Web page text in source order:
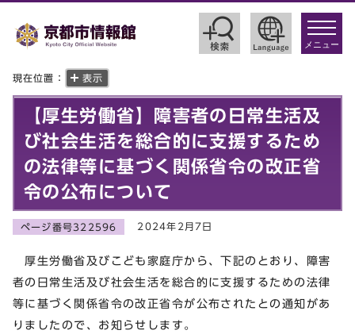
toggle
メニュー
現在位置： 表示
【厚生労働省】障害者の日常生活及
び社会生活を総合的に支援するため
の法律等に基づく関係省令の改正省
令の公布について
ページ番号322596 2024年2月7日
厚生労働省及びこども家庭庁から、下記のとおり、障害
者の日常生活及び社会生活を総合的に支援するための法律
等に基づく関係省令の改正省令が公布されたとの通知があ
りましたので、お知らせします。